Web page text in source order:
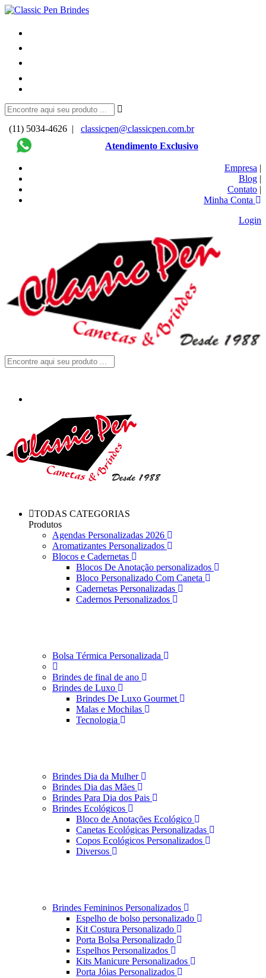
(11) 5034-4626 |
classicpen@classicpen.com.br
Atendimento Exclusivo
Empresa |
Blog |
Contato |
Minha Conta
Login
TODAS CATEGORIAS
Produtos
Agendas Personalizadas 2026
Aromatizantes Personalizados
Blocos e Cadernetas
Blocos De Anotação personalizados
Bloco Personalizado Com Caneta
Cadernetas Personalizadas
Cadernos Personalizados
Bolsa Térmica Personalizada
Brindes de final de ano
Brindes de Luxo
Brindes De Luxo Gourmet
Malas e Mochilas
Tecnologia
Brindes Dia da Mulher
Brindes Dia das Mães
Brindes Para Dia dos Pais
Brindes Ecológicos
Bloco de Anotações Ecológico
Canetas Ecológicas Personalizadas
Copos Ecológicos Personalizados
Diversos
Brindes Femininos Personalizados
Espelho de bolso personalizado
Kit Costura Personalizado
Porta Bolsa Personalizado
Espelhos Personalizados
Kits Manicure Personalizados
Porta Jóias Personalizados